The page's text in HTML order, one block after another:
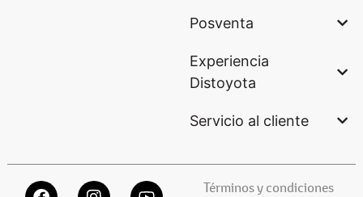
Posventa
Experiencia
Distoyota
Servicio al cliente
Términos y condiciones